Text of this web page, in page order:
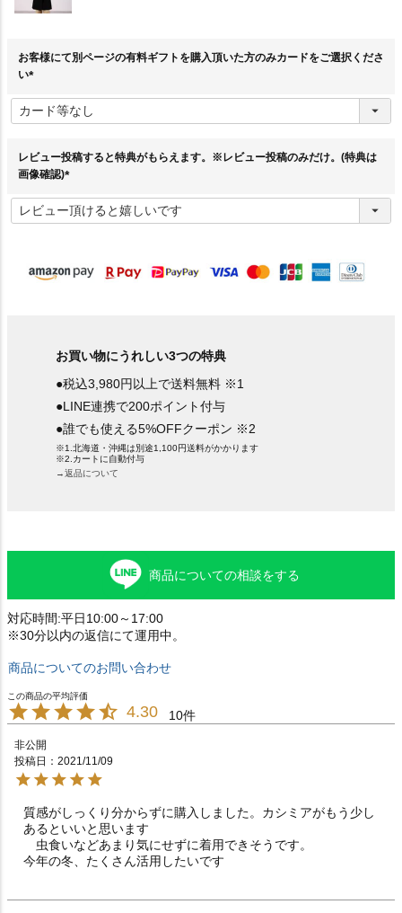
お客様にて別ページの有料ギフトを購入頂いた方のみカードをご選択くださ
い
必
須
レビュー投稿すると特典がもらえます。※レビュー投稿のみだけ。(特典は
画像確認)
必
須
お買い物にうれしい3つの特典
●税込3,980円以上で送料無料 ※1
●LINE連携で200ポイント付与
●誰でも使える5%OFFクーポン ※2
※1.北海道・沖縄は別途1,100円送料がかかります
※2.カートに自動付与
→返品について
商品についての相談をする
対応時間:平日10:00～17:00
※30分以内の返信にて運用中。
商品についてのお問い合わせ
4.30 10
非公開
投稿日
2021/11/09
質感がしっくり分からずに購入しました。カシミアがもう少し
あるといいと思います
虫食いなどあまり気にせずに着用できそうです。